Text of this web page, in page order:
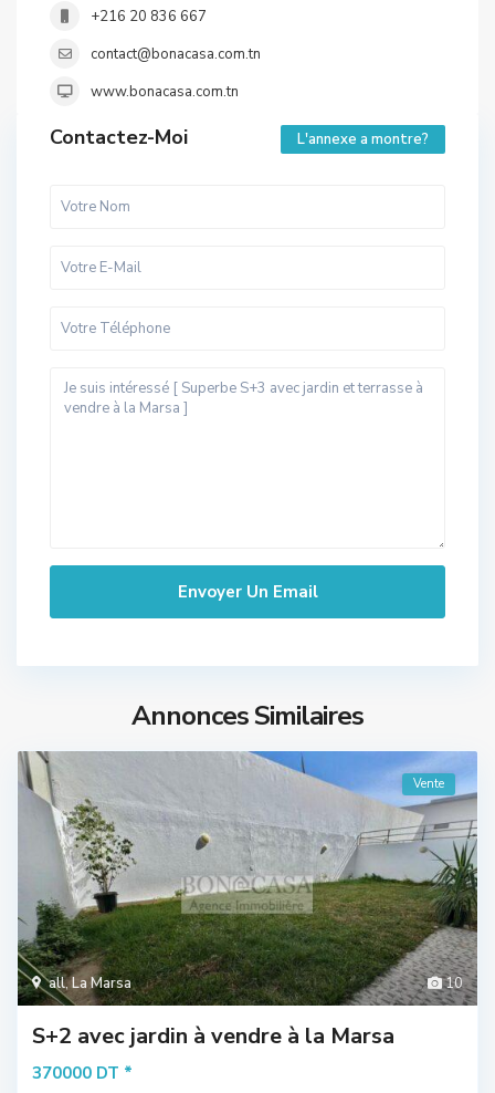
+216 20 836 667
contact@bonacasa.com.tn
www.bonacasa.com.tn
Contactez-Moi L'annexe a montre?
Annonces Similaires
10
all,La Marsa
Vente
S+2 avec jardin à vendre à la Marsa
370000 DT *